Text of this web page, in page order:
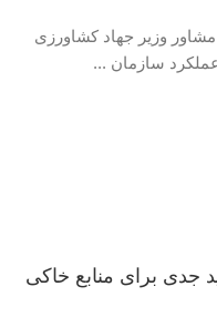
وزیر جهاد کشاورزی
سازمان ...
جدی برای منابع خاکی